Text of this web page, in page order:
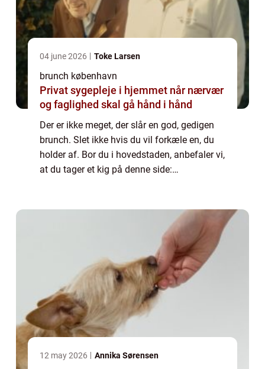
04 june 2026 Toke Larsen
brunch københavn
Privat sygepleje i hjemmet når nærvær
og faglighed skal gå hånd i hånd
Der er ikke meget, der slår en god, gedigen
brunch. Slet ikke hvis du vil forkæle en, du
holder af. Bor du i hovedstaden, anbefaler vi,
at du tager et kig på denne side:
12 may 2026 Annika Sørensen